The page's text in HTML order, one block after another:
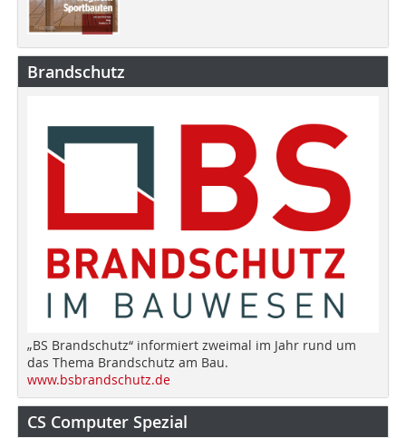
Brandschutz
„BS Brandschutz“ informiert zweimal im Jahr rund um
das Thema Brandschutz am Bau.
www.bsbrandschutz.de
CS Computer Spezial